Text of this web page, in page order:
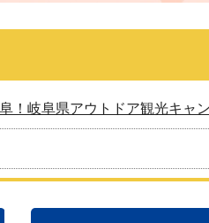
！岐阜県アウトドア観光キャ